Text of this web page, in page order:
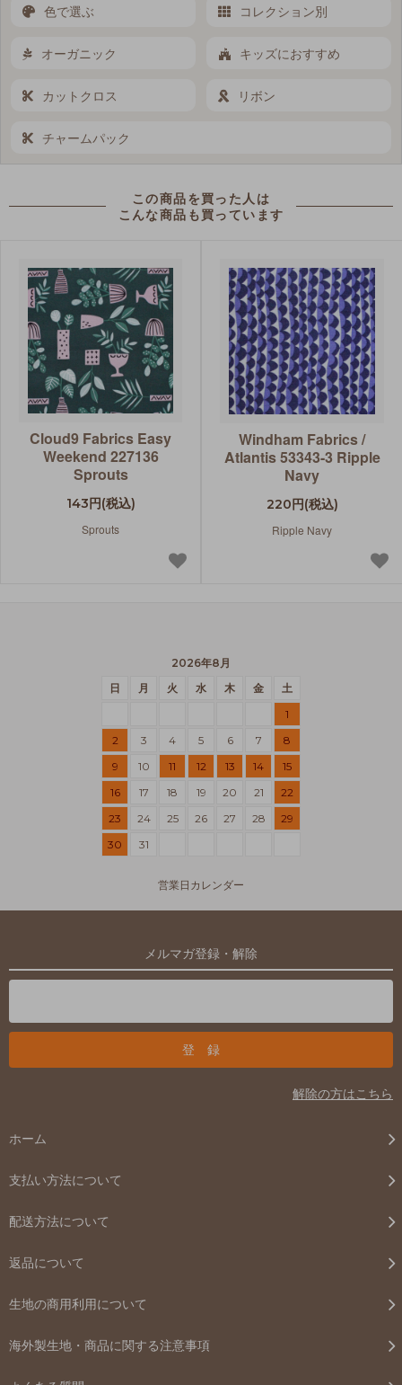
色で選ぶ コレクション別
オーガニック キッズにおすすめ
カットクロス リボン
チャームパック
この商品を買った人は
こんな商品も買っています
Cloud9 Fabrics Easy
Weekend 227136
Sprouts
143円(税込)
Sprouts
Windham Fabrics /
Atlantis 53343-3 Ripple
Navy
220円(税込)
Ripple Navy
2026年8月
日
月 火 水 木 金
土
1
2
3 4 5 6 7
8
9
10 11 12 13 14
15
16
17 18 19 20 21
22
23
24 25 26 27 28
29
30
31
営業日カレンダー
メルマガ登録・解除
解除の方はこちら
ホーム
支払い方法について
配送方法について
返品について
生地の商用利用について
海外製生地・商品に関する注意事項